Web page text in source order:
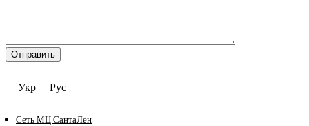
Укр Рус
Сеть МЦ СантаЛен